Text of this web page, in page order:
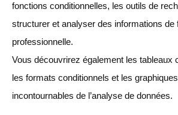
fonctions conditionnelles, les outils de
structurer et analyser des informations de
professionnelle.
Vous découvrirez également les tableaux
les formats conditionnels et les
incontournables de l’analyse de données.